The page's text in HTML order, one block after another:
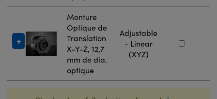
Monture
Optique de
Translation
X-Y-Z, 12,7
mm de dia.
optique
Adjustable
- Linear
(XYZ)